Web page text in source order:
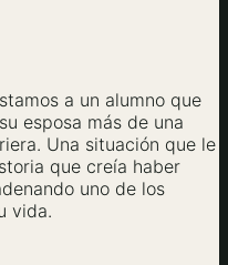
a un alumno que
esposa más de una
Una situación que le
que creía haber
uno de los
vida.